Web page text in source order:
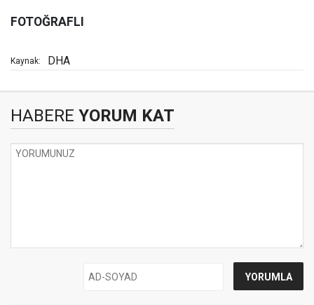
FOTOĞRAFLI
Kaynak: DHA
HABERE YORUM KAT